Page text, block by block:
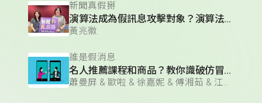
新聞真假掰
演算法成為假訊息攻擊對象？演算法的三大運作邏輯？
黃兆徽
誰是假消息
名人推薦課程和商品？教你識破仿冒粉絲頁
蕭曼屏 & 歐啦 & 徐嘉妮 & 傅湘茹 & 江紫筠